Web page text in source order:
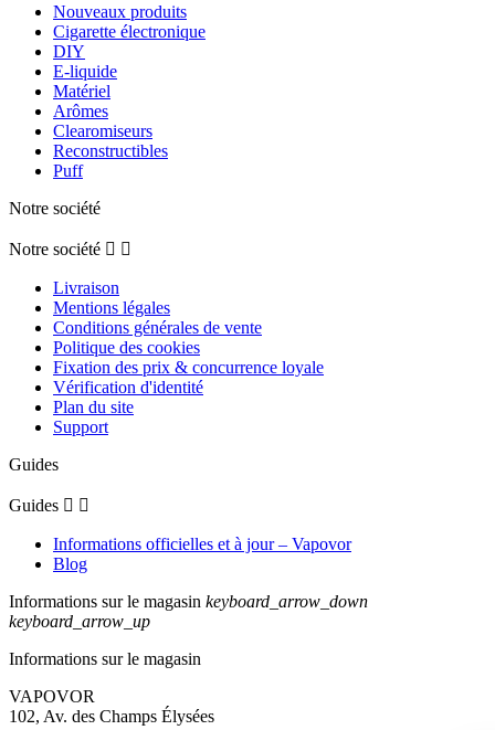
Nouveaux produits
Cigarette électronique
DIY
E-liquide
Matériel
Arômes
Clearomiseurs
Reconstructibles
Puff
Notre société
Notre société  
Livraison
Mentions légales
Conditions générales de vente
Politique des cookies
Fixation des prix & concurrence loyale
Vérification d'identité
Plan du site
Support
Guides
Guides  
Informations officielles et à jour – Vapovor
Blog
Informations sur le magasin keyboard_arrow_down
keyboard_arrow_up
Informations sur le magasin
VAPOVOR
102, Av. des Champs Élysées